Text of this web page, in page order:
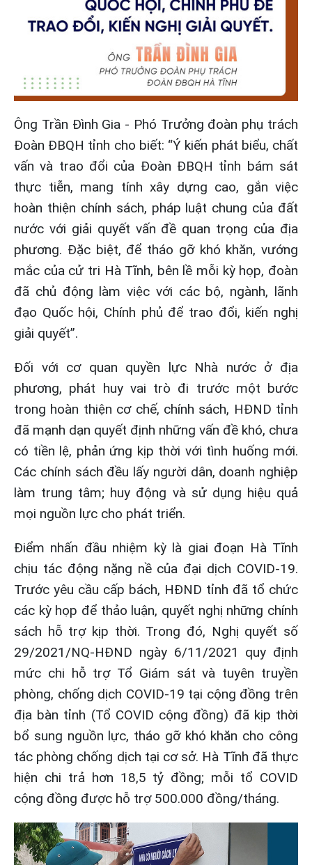
Ông Trần Đình Gia - Phó Trưởng đoàn phụ trách
Đoàn ĐBQH tỉnh cho biết: “Ý kiến phát biểu, chất
vấn và trao đổi của Đoàn ĐBQH tỉnh bám sát
thực tiễn, mang tính xây dựng cao, gắn việc
hoàn thiện chính sách, pháp luật chung của đất
nước với giải quyết vấn đề quan trọng của địa
phương. Đặc biệt, để tháo gỡ khó khăn, vướng
mắc của cử tri Hà Tĩnh, bên lề mỗi kỳ họp, đoàn
đã chủ động làm việc với các bộ, ngành, lãnh
đạo Quốc hội, Chính phủ để trao đổi, kiến nghị
giải quyết”.
Đối với cơ quan quyền lực Nhà nước ở địa
phương, phát huy vai trò đi trước một bước
trong hoàn thiện cơ chế, chính sách, HĐND tỉnh
đã mạnh dạn quyết định những vấn đề khó, chưa
có tiền lệ, phản ứng kịp thời với tình huống mới.
Các chính sách đều lấy người dân, doanh nghiệp
làm trung tâm; huy động và sử dụng hiệu quả
mọi nguồn lực cho phát triển.
Điểm nhấn đầu nhiệm kỳ là giai đoạn Hà Tĩnh
chịu tác động nặng nề của đại dịch COVID-19.
Trước yêu cầu cấp bách, HĐND tỉnh đã tổ chức
các kỳ họp để thảo luận, quyết nghị những chính
sách hỗ trợ kịp thời. Trong đó, Nghị quyết số
29/2021/NQ-HĐND ngày 6/11/2021 quy định
mức chi hỗ trợ Tổ Giám sát và tuyên truyền
phòng, chống dịch COVID-19 tại cộng đồng trên
địa bàn tỉnh (Tổ COVID cộng đồng) đã kịp thời
bổ sung nguồn lực, tháo gỡ khó khăn cho công
tác phòng chống dịch tại cơ sở. Hà Tĩnh đã thực
hiện chi trả hơn 18,5 tỷ đồng; mỗi tổ COVID
cộng đồng được hỗ trợ 500.000 đồng/tháng.